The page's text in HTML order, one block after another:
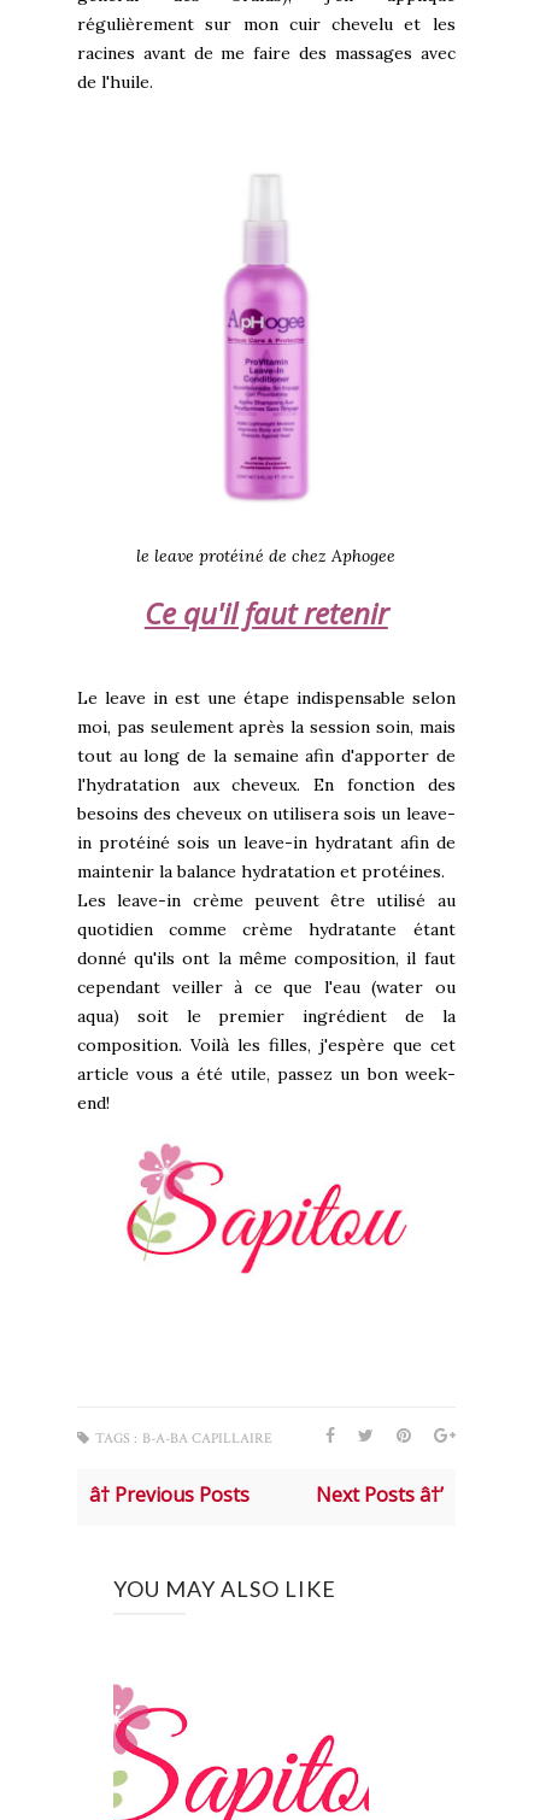
régulièrement sur mon cuir chevelu et les
racines avant de me faire des massages avec
de l'huile.
le leave protéiné de chez Aphogee
Ce qu'il faut retenir
Le leave in est une étape indispensable selon
moi, pas seulement après la session soin, mais
tout au long de la semaine afin d'apporter de
l'hydratation aux cheveux. En fonction des
besoins des cheveux on utilisera sois un leave-
in protéiné sois un leave-in hydratant afin de
maintenir la balance hydratation et protéines.
Les leave-in crème peuvent être utilisé au
quotidien comme crème hydratante étant
donné qu'ils ont la même composition, il faut
cependant veiller à ce que l'eau (water ou
aqua) soit le premier ingrédient de la
composition. Voilà les filles, j'espère que cet
article vous a été utile, passez un bon week-
end!
TAGS : B-A-BA CAPILLAIRE
â† Previous Posts Next Posts â†’
YOU MAY ALSO LIKE